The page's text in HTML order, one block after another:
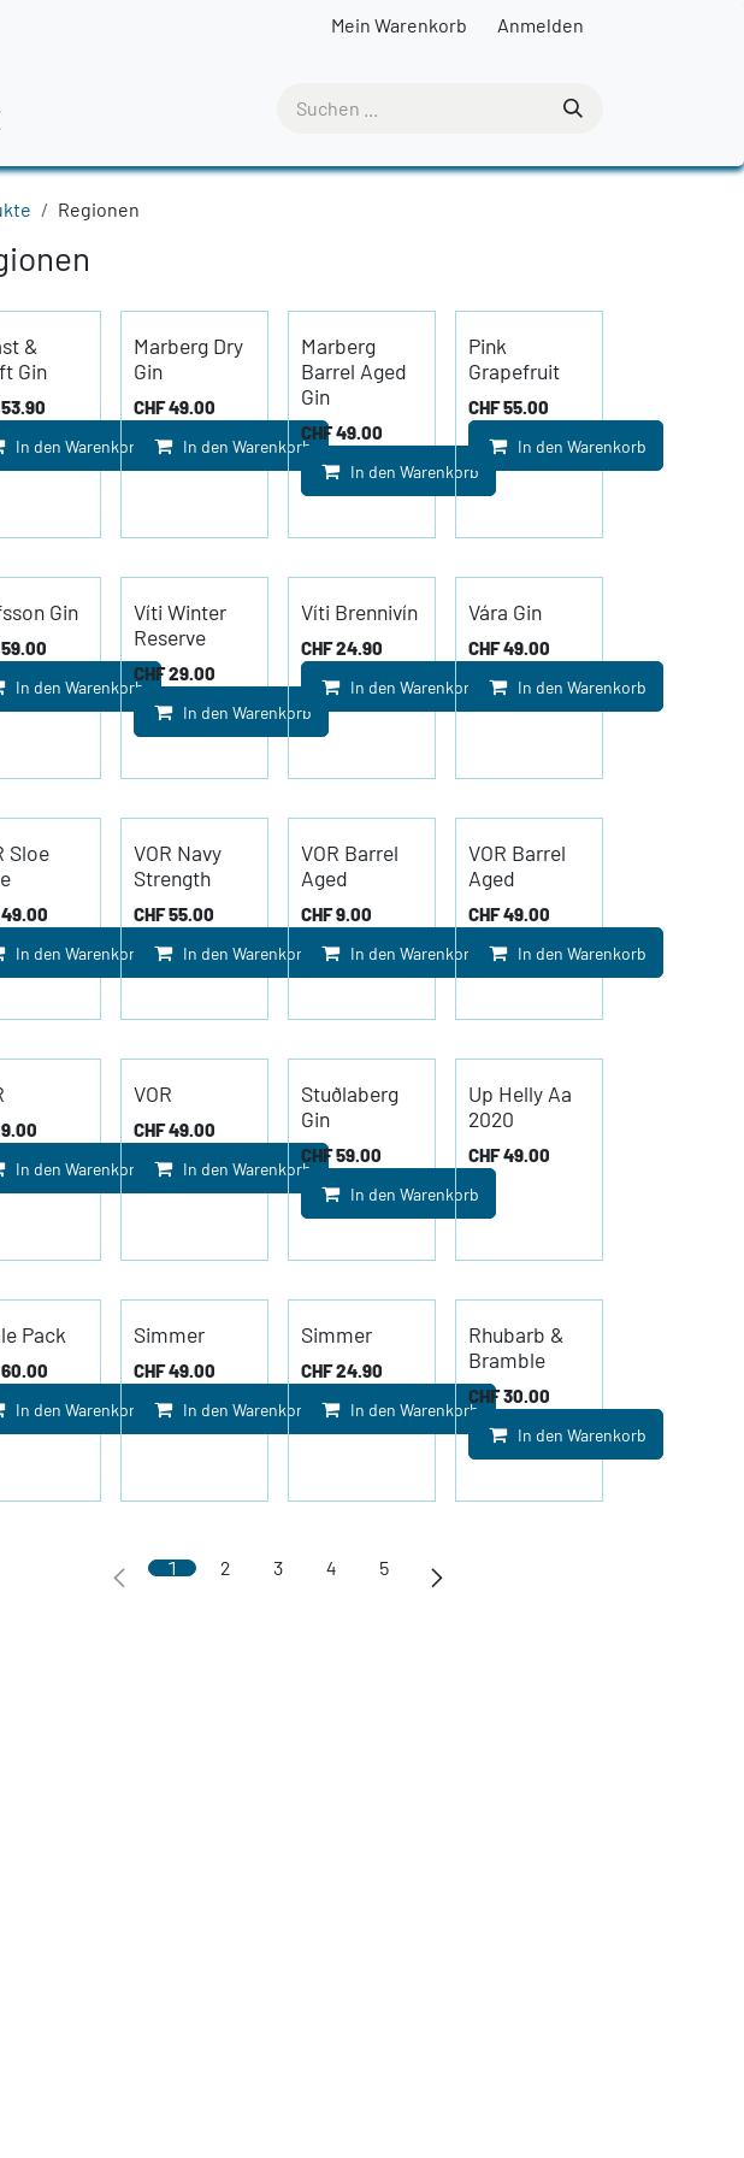
Mein Warenkorb Anmelden
Regionen
&
Gin
53.90
In den Warenkorb
Marberg Dry
Gin
CHF49.00
In den Warenkorb
Marberg
Barrel Aged
Gin
CHF49.00
In den Warenkorb
Pink
Grapefruit
CHF55.00
In den Warenkorb
Gin
59.00
In den Warenkorb
Víti Winter
Reserve
CHF29.00
In den Warenkorb
Víti Brennivín
CHF24.90
In den Warenkorb
Vára Gin
CHF49.00
In den Warenkorb
Sloe
49.00
In den Warenkorb
VOR Navy
Strength
CHF55.00
In den Warenkorb
VOR Barrel
Aged
CHF9.00
In den Warenkorb
VOR Barrel
Aged
CHF49.00
In den Warenkorb
9.00
In den Warenkorb
VOR
CHF49.00
In den Warenkorb
Stuðlaberg
Gin
CHF59.00
In den Warenkorb
Up Helly Aa
2020
CHF49.00
Pack
60.00
In den Warenkorb
Simmer
CHF49.00
In den Warenkorb
Simmer
CHF24.90
In den Warenkorb
Rhubarb &
Bramble
CHF30.00
In den Warenkorb
1 2 3 4 5